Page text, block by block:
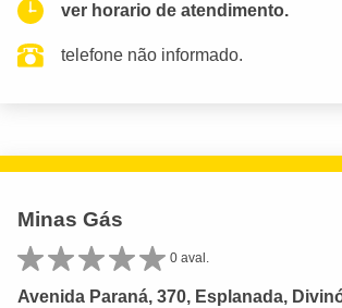
ver horario de atendimento.
telefone não informado.
Minas Gás
0 aval.
Avenida Paraná, 370, Esplanada,